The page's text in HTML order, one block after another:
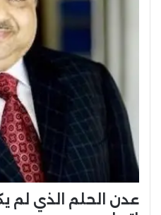
عدن الحلم الذي لم